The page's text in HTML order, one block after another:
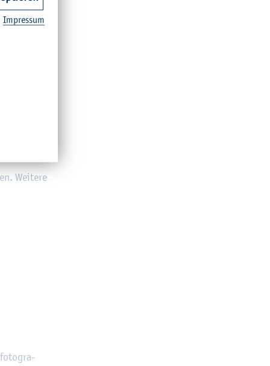
Hör­
Wei­te­re
fo­to­gra­
Im­pres­sum